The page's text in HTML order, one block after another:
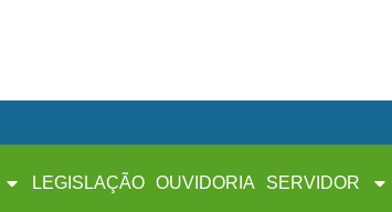
LEGISLAÇÃO OUVIDORIA SERVIDOR